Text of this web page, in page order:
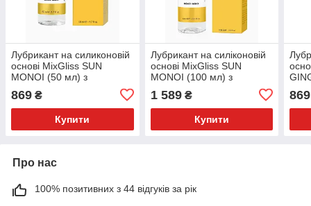
Лубрикант на силиконовій
основі MixGliss SUN
MONOI (50 мл) з
869 ₴
Купити
Лубрикант на силіконовій
основі MixGliss SUN
MONOI (100 мл) з
1 589₴
Купити
869
Про нас
100% позитивних з 44 відгуків за рік